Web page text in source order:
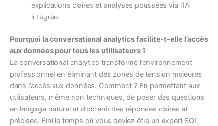
explications claires et analyses poussées via l’IA
intégrée.
Pourquoi la conversational analytics facilite-t-elle l’accès
aux données pour tous les utilisateurs ?
La conversational analytics transforme l’environnement
professionnel en éliminant des zones de tension majeures
dans l’accès aux données. Comment ? En permettant aux
utilisateurs, même non techniques, de poser des questions
en langage naturel et d’obtenir des réponses claires et
précises. Fini le temps où vous deviez être un expert SQL